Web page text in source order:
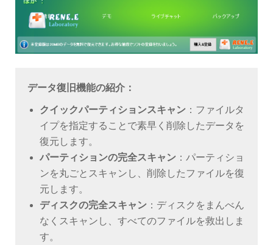
データ復旧機能の紹介：
クイックパーティションスキャン ：ファイルタ
イプを指定することで素早く削除したデータを
復元します。
パーティションの完全スキャン ：パーティショ
ンを丸ごとスキャンし、削除したファイルを復
元します。
ディスクの完全スキャン ：ディスクをまんべん
なくスキャンし、すべてのファイルを救出しま
す。